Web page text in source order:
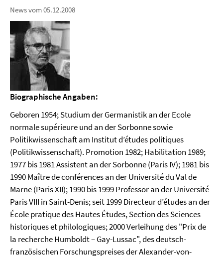
News vom 05.12.2008
Biographische Angaben:
Geboren 1954; Studium der Germanistik an der Ecole
normale supérieure und an der Sorbonne sowie
Politikwissenschaft am Institut d’études politiques
(Politikwissenschaft). Promotion 1982; Habilitation 1989;
1977 bis 1981 Assistent an der Sorbonne (Paris IV); 1981 bis
1990 Maître de conférences an der Université du Val de
Marne (Paris XII); 1990 bis 1999 Professor an der Université
Paris VIII in Saint-Denis; seit 1999 Directeur d’études an der
École pratique des Hautes Études, Section des Sciences
historiques et philologiques; 2000 Verleihung des "Prix de
la recherche Humboldt – Gay-Lussac", des deutsch-
französischen Forschungspreises der Alexander-von-